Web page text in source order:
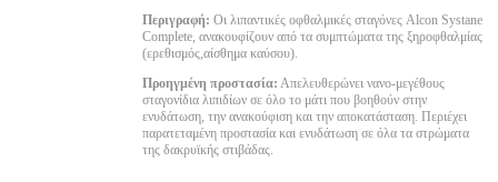
Περιγραφή: Οι λιπαντικές οφθαλμικές σταγόνες Alcon Systane
Complete, ανακουφίζουν από τα συμπτώματα της ξηροφθαλμίας
(ερεθισμός,αίσθημα καύσου).
Προηγμένη προστασία: Απελευθερώνει νανο-μεγέθους
σταγονίδια λιπιδίων σε όλο το μάτι που βοηθούν στην
ενυδάτωση, την ανακούφιση και την αποκατάσταση. Περιέχει
παρατεταμένη προστασία και ενυδάτωση σε όλα τα στρώματα
της δακρυϊκής στιβάδας.